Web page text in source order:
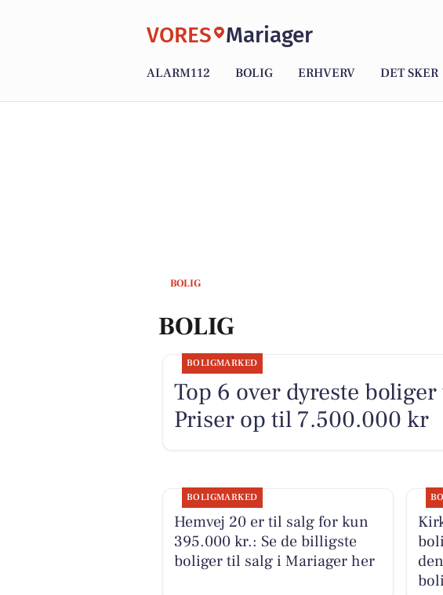
VORES Mariager
ALARM112 BOLIG ERHVERV DET SKER
BOLIG
BOLIG
BOLIGMARKED
Top 6 over dyreste
Priser op til 7.500.000 kr
BOLIGMARKED
Hemvej 20 er til salg for kun
395.000 kr.: Se de billigste
boliger til salg i Mariager her